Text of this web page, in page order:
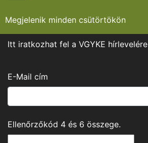
Megjelenik minden csütörtökön
Itt iratkozhat fel a VGYKE hírlevelére
E-Mail cím
Ellenőrzőkód 4 és 6 összege.